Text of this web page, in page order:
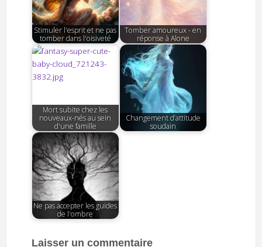
Stimuler l'esprit et ne pas
tomber dans l'oisiveté
Tomber amoureux - en
réponse à Alone
Mort subite chez les
nouveaux-nés au sein
d'une famille
Changement d’attitude
soudain
Ne pas accepter les guides
de l'ombre
Laisser un commentaire